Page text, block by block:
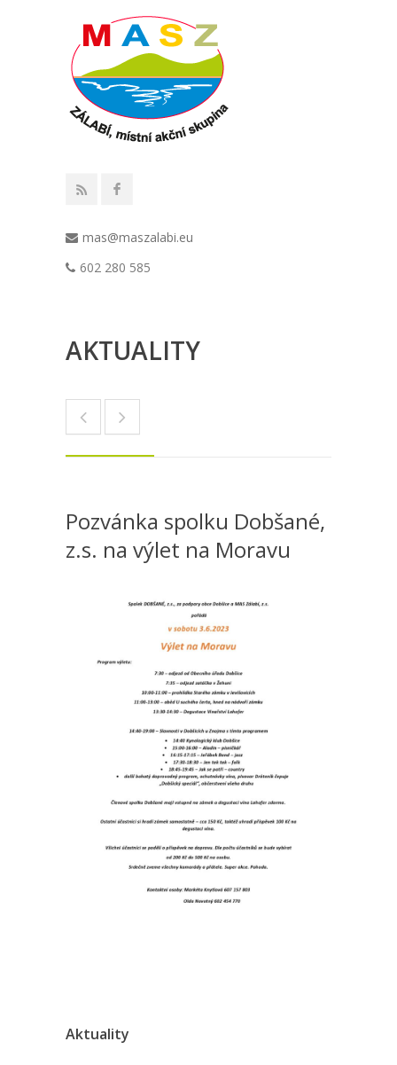
mas@maszalabi.eu
602 280 585
AKTUALITY
Pozvánka spolku Dobšané,
z.s. na výlet na Moravu
Aktuality